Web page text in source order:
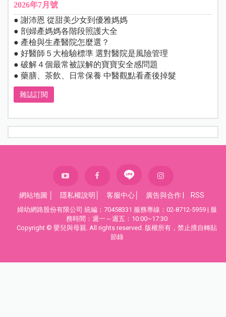
2026年7月號
● 謝沛恩 從甜美少女到優雅媽媽
● 剖婦產媽媽各階段照護大全
● 產檢與生產醫院怎麼選？
● 好醫師５大檢驗標準 選對醫院是風險管理
● 破解４個最常被誤解的寶寶安全感問題
● 藥膳、茶飲、日常保養 中醫觀點看產後掉髮
雜誌訂閱
網站地圖 隱私權說明 客服中心 廣告與合作 RSS
婦幼網路股份有限公司 統編：70458331 服務專線：02-8712-5959 | 服
務時間：週一～週五：10:00~17:30
Copyright © 嬰兒與母親. All rights reserved. 版權所有，禁止擅自轉貼
節錄